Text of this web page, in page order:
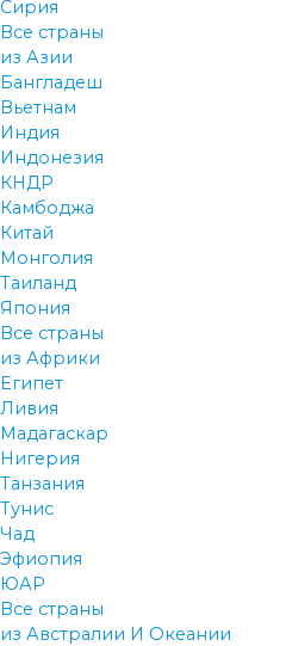
Сирия
Все страны
из Азии
Бангладеш
Вьетнам
Индия
Индонезия
КНДР
Камбоджа
Китай
Монголия
Таиланд
Япония
Все страны
из Африки
Египет
Ливия
Мадагаскар
Нигерия
Танзания
Тунис
Чад
Эфиопия
ЮАР
Все страны
из Австралии И Океании